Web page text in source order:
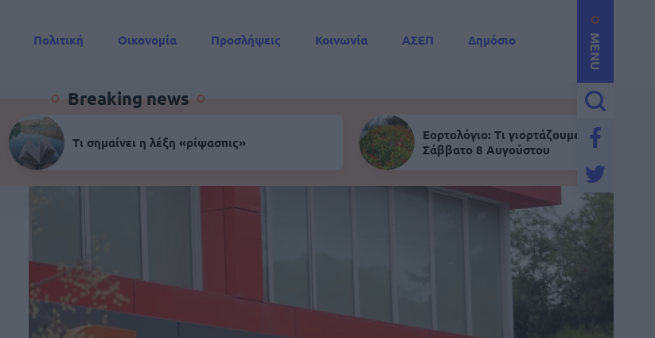
MENU
Πολιτική Οικονομία Προσλήψεις Κοινωνία ΑΣΕΠ
Δημόσιο
Breaking news
Τι σημαίνει η λέξη «ρίψασπις»
Εορτολόγιο: Τι γιορτάζουμε σήμερα,
Σάββατο 8 Αυγούστου